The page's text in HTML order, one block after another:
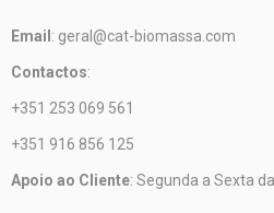
Email : geral@cat-biomassa.com
Contactos:
+351 253 069 561
+351 916 856 125
Apoio ao Cliente: Segunda a Sexta